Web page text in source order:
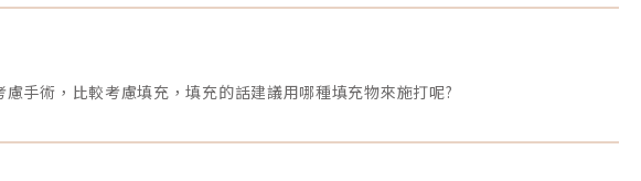
手術，比較考慮填充，填充的話建議用哪種填充物來施打呢?